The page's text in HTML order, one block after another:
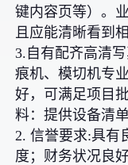
键内容页等）。
且应能清晰看到
3.自有配齐高清
痕机、模切机专
好，可满足项目
料：提供设备清
2. 信誉要求:具有
度；财务状况良